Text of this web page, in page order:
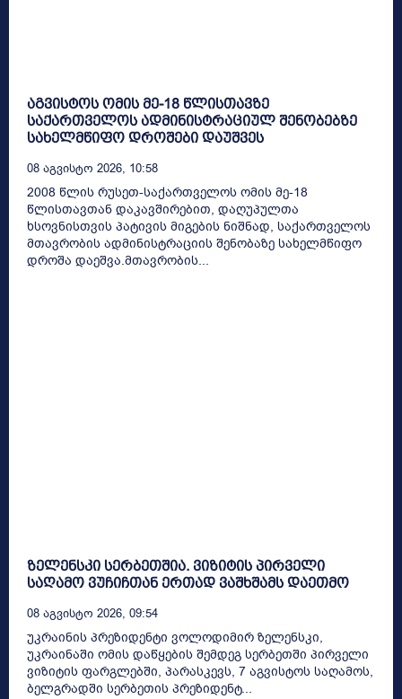
აგვისტოს ომის მე-18 წლისთავზე
საქართველოს ადმინისტრაციულ შენობებზე
სახელმწიფო დროშები დაუშვეს
08 Აგვისტო 2026, 10:58
2008 წლის რუსეთ-საქართველოს ომის მე-18
წლისთავთან დაკავშირებით, დაღუპულთა
ხსოვნისთვის პატივის მიგების ნიშნად, საქართველოს
მთავრობის ადმინისტრაციის შენობაზე სახელმწიფო
დროშა დაეშვა.მთავრობის...
ზელენსკი სერბეთშია. ვიზიტის პირველი
საღამო ვუჩიჩთან ერთად ვაშხშამს დაეთმო
08 Აგვისტო 2026, 09:54
უკრაინის პრეზიდენტი ვოლოდიმირ ზელენსკი,
უკრაინაში ომის დაწყების შემდეგ სერბეთში პირველი
ვიზიტის ფარგლებში, პარასკევს, 7 აგვისტოს საღამოს,
ბელგრადში სერბეთის პრეზიდენტ...